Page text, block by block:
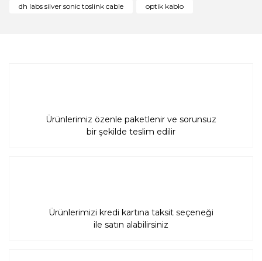
Bu ürüne benzer farklı alternatifler olmalı.
dh labs silver sonic toslink cable
optik kablo
Ürünlerimiz özenle paketlenir ve sorunsuz
bir şekilde teslim edilir
Ürünlerimizi kredi kartına taksit seçeneği
ile satın alabilirsiniz